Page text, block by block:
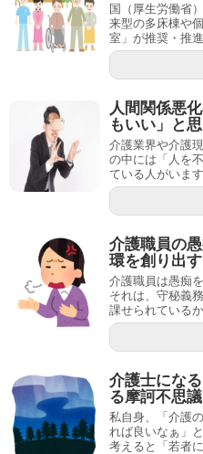
国（厚生労働省
来型の多床棟や
室」が推奨・推
人間関係悪
もいい」と
介護業界や介護
の中には「人を
ている人がいま
介護職員の
環を創り出す
介護職員は愚痴
それは、守秘義
課せられている
介護士にな
る摩訶不思
私自身、「介護
れば良いなぁ」
考えると「若者